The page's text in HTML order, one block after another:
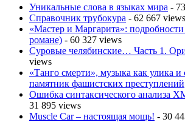
Уникальные слова в языках мира -
Справочник трубокура - 62 667 views
«Мастер и Маргарита»:
романе) - 60 327 views
Суровые челябинские… Часть 1.
views
«Танго смерти», музыка как улика
памятник фашистских преступлений
Ошибка синтаксического анализа
31 895 views
Muscle Car – настоящая мощь! - 30